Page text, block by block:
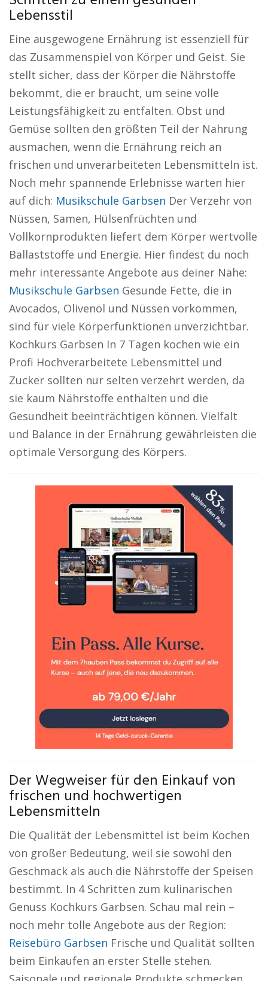
Lebensstil
Eine ausgewogene Ernährung ist essenziell für
das Zusammenspiel von Körper und Geist. Sie
stellt sicher, dass der Körper die Nährstoffe
bekommt, die er braucht, um seine volle
Leistungsfähigkeit zu entfalten. Obst und
Gemüse sollten den größten Teil der Nahrung
ausmachen, wenn die Ernährung reich an
frischen und unverarbeiteten Lebensmitteln ist.
Noch mehr spannende Erlebnisse warten hier
auf dich: Musikschule Garbsen Der Verzehr von
Nüssen, Samen, Hülsenfrüchten und
Vollkornprodukten liefert dem Körper wertvolle
Ballaststoffe und Energie. Hier findest du noch
mehr interessante Angebote aus deiner Nähe:
Musikschule Garbsen Gesunde Fette, die in
Avocados, Olivenöl und Nüssen vorkommen,
sind für viele Körperfunktionen unverzichtbar.
Kochkurs Garbsen In 7 Tagen kochen wie ein
Profi Hochverarbeitete Lebensmittel und
Zucker sollten nur selten verzehrt werden, da
sie kaum Nährstoffe enthalten und die
Gesundheit beeinträchtigen können. Vielfalt
und Balance in der Ernährung gewährleisten die
optimale Versorgung des Körpers.
Der Wegweiser für den Einkauf von
frischen und hochwertigen
Lebensmitteln
Die Qualität der Lebensmittel ist beim Kochen
von großer Bedeutung, weil sie sowohl den
Geschmack als auch die Nährstoffe der Speisen
bestimmt. In 4 Schritten zum kulinarischen
Genuss Kochkurs Garbsen. Schau mal rein –
noch mehr tolle Angebote aus der Region:
Reisebüro Garbsen Frische und Qualität sollten
beim Einkaufen an erster Stelle stehen.